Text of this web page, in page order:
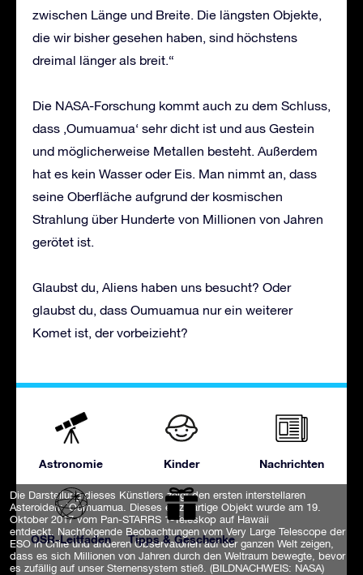
Die Darstellung dieses Künstlers zeigt den ersten interstellaren
Asteroiden: `Oumuamua. Dieses einzigartige Objekt wurde am 19.
Oktober 2017 vom Pan-STARRS 1-Teleskop auf Hawaii
entdeckt. Nachfolgende Beobachtungen vom Very Large Telescope der
ESO in Chile und anderen Observatorien auf der ganzen Welt zeigen,
dass es sich Millionen von Jahren durch den Weltraum bewegte, bevor
es zufällig auf unser Sternensystem stieß. (BILDNACHWEIS: NASA)
zwischen Länge und Breite. Die längsten Objekte,
die wir bisher gesehen haben, sind höchstens
dreimal länger als breit.“
Die NASA-Forschung kommt auch zu dem Schluss,
dass ‚Oumuamua‘ sehr dicht ist und aus Gestein
und möglicherweise Metallen besteht. Außerdem
hat es kein Wasser oder Eis. Man nimmt an, dass
seine Oberfläche aufgrund der kosmischen
Strahlung über Hunderte von Millionen von Jahren
gerötet ist.
Glaubst du, Aliens haben uns besucht? Oder
glaubst du, dass Oumuamua nur ein weiterer
Komet ist, der vorbeizieht?
Astronomie Kinder Nachrichten
OSR-Leitfaden Tipps & Geschenke